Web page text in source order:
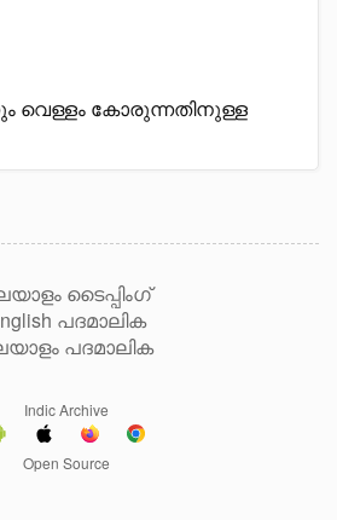
വെള്ളം കോരുന്നതിനുള്ള
ടൈപ്പിംഗ്
പദമാലിക
പദമാലിക
Indic Archive
Open Source